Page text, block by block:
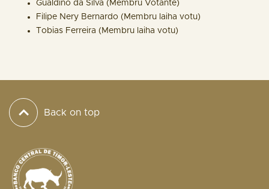
Gualdino da Silva (Membru Votante)
Filipe Nery Bernardo (Membru laiha votu)
Tobias Ferreira (Membru laiha votu)
Back on top